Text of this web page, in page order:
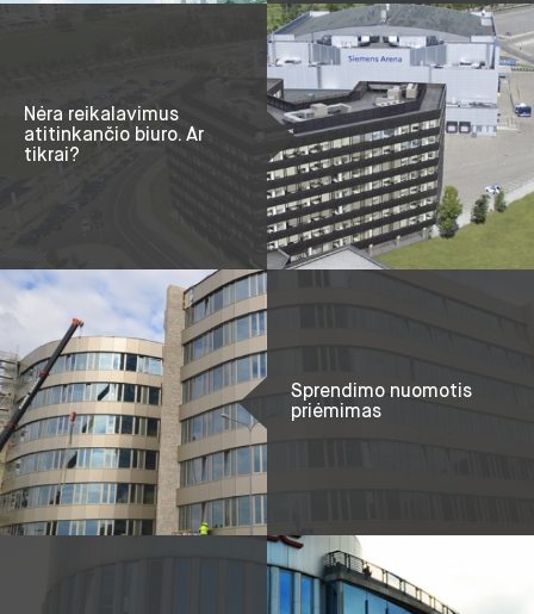
Nėra reikalavimus
atitinkančio biuro. Ar
tikrai?
Sprendimo nuomotis
priėmimas